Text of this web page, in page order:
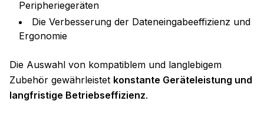
Peripheriegeräten
Die Verbesserung der Dateneingabeeffizienz und
Ergonomie
Die Auswahl von kompatiblem und langlebigem
Zubehör gewährleistet konstante Geräteleistung und
langfristige Betriebseffizienz.